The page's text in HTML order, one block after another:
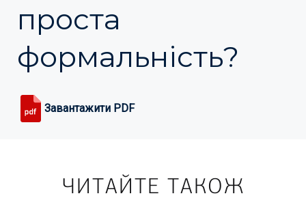
проста
формальність?
Завантажити PDF
ЧИТАЙТЕ ТАКОЖ